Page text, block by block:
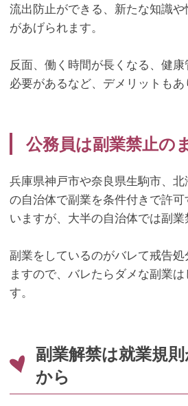
流出防止ができる、新たな知識
があげられます。
反面、働く時間が長くなる、健
必要があるなど、デメリットもあ
公務員は副業禁止の
兵庫県神戸市や奈良県生駒市、
の自治体で副業を条件付きで許
いますが、大半の自治体では副業
副業をしているのがバレて戒告処
ますので、バレたらダメな副業
す。
副業解禁は就業規
から